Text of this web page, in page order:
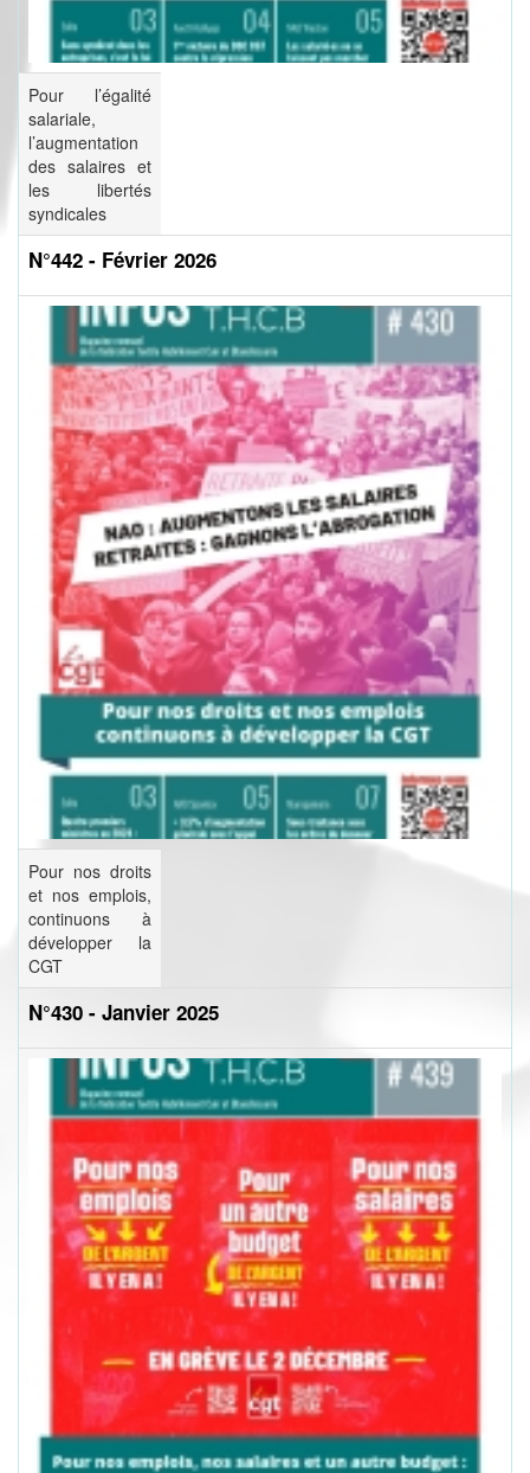
Pour l’égalité
salariale,
l’augmentation
des salaires et
les libertés
syndicales
N°442 - Février 2026
Pour nos droits
et nos emplois,
continuons à
développer la
CGT
N°430 - Janvier 2025